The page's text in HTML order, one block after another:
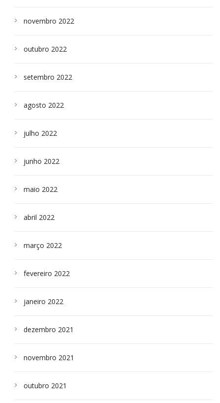
novembro 2022
outubro 2022
setembro 2022
agosto 2022
julho 2022
junho 2022
maio 2022
abril 2022
março 2022
fevereiro 2022
janeiro 2022
dezembro 2021
novembro 2021
outubro 2021